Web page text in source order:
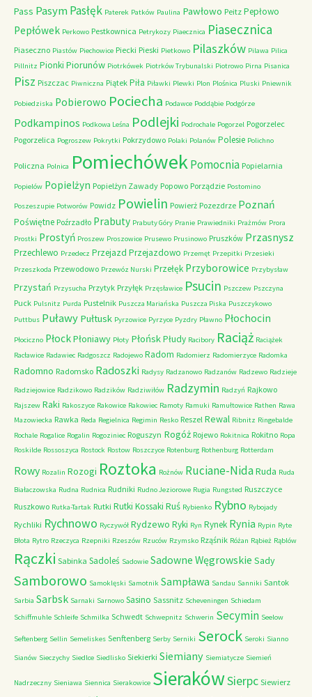
Pass PasymPasłęk Paterek Patków Paulina Pawłowo Peitz Pepłowo
Pepłówek Perkowo Pestkownica Petrykozy Piaecznica Piasecznica
Piaseczno Piastów Piechowice Piecki Pieski Pietkowo Pilaszków Pilawa Pilica
Pillnitz Pionki Piorunów Piotrkówek Piotrków Trybunalski Piotrowo Pirna Pisanica
Pisz Piszczac Piwniczna Piątek Piła Piławki Plewki Plon Plośnica Pluski Pniewnik
Pobiedziska Pobierowo Pociecha Podawce Poddąbie Podgórze
Podkampinos Podkowa Leśna Podlejki Podrochale Pogorzel Pogorzelec
Pogorzelica Pogroszew Pokrytki Pokrzydowo Polaki Polanów Polesie Polichno
Policzna Polnica PomiechówekPomocnia Popielarnia
Popielów Popielżyn Popielżyn Zawady Popowo Porządzie Postomino
Poszeszupie Potworów Powidz Powielin Powierż Pozezdrze Poznań
Poświętne Poźrzadło Prabuty Prabuty Góry Pranie Prawiedniki Prażmów Prora
Prostki Prostyń Proszew Proszowice Prusewo Prusinowo Pruszków Przasnysz
Przechlewo Przedecz Przejazd Przejazdowo Przemęt Przepitki Przesieki
Przeszkoda Przewodowo Przewóz Nurski Przełęk Przyborowice Przybysław
Przystań Przysucha Przytyk Przyłęk Przęsławice Psucin Pszczew Pszczyna
Puck Pulsnitz Purda Pustelnik Puszcza Mariańska Puszcza Piska Puszczykowo
Puttbus Puławy Pułtusk Pyrzowice Pyrzyce Pyzdry Pławno Płochocin
Płociczno PłockPłoniawy Płoty PłońskPłudy Racibory Raciąż Raciążek
Racławice Radawiec Radgoszcz Radojewo Radom Radomierz Radomierzyce Radomka
Radomno Radomsko Radoszki Radysy Radzanowo Radzanów Radzewo Radzieje
Radziejowice Radzikowo Radzików Radziwiłów Radzymin Radzyń Rajkowo
Rajszew Raki Rakoszyce Rakowice Rakowiec Ramoty Ramuki Ramułtowice Rathen Rawa
Mazowiecka Rawka Reda Regielnica Regimin Resko Reszel Rewal Ribnitz Ringebalde
Rochale Rogalice Rogalin Rogoziniec Roguszyn Rogóż Rojewo Rokitnica Rokitno Ropa
Roskilde Rossoszyca Rostock Rostow Roszczyce Rotenburg Rothenburg Rotterdam
Rowy Rozalin Rozogi Roztoka Rożnów Ruciane-NidaRuda Ruda
Białaczowska Rudna Rudnica Rudniki Rudno Jeziorowe Rugia Rungsted Ruszczyce
Ruszkowo Rutka-Tartak Rutki Rutki Kossaki Ruś Rybienko Rybno Rybojady
Rychliki Rychnowo Ryczywół Rydzewo Ryki Ryn Rynek Rynia Rypin Ryte
Błota Rytro Rzeczyca Rzepniki Rzeszów Rzuców Rzymsko Rząśnik Różan Rąbież Rąblów
Rączki Sabinka Sadoleś Sadowie Sadowne Węgrowskie Sady
Samborowo Samoklęski Samotnik Sampława Sandau Sanniki Santok
Sarbia Sarbsk Sarnaki Sarnowo Sasino Sassnitz Scheveningen Schiedam
Schiffmuhle Schleife Schmilka Schwedt Schwepnitz Schwerin Secymin Seelow
Seftenberg Sellin Semeliskes Senftenberg Serby Serniki Serock Seroki Sianno
Sianów Sieczychy Siedlce Siedlisko Siekierki Siemiany Siemiatycze Siemień
Nadrzeczny Sieniawa Siennica Sierakowice SierakówSierpc Siewierz